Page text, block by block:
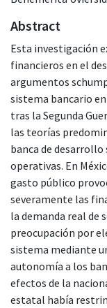
Abstract
Esta investigación
financieros en el
argumentos
sistema bancario
tras la Segunda
las teorías
banca de desarrollo
operativas. En
gasto público
severamente las
la demanda real de
preocupación por
sistema mediante
autonomía a los
efectos de la
estatal había